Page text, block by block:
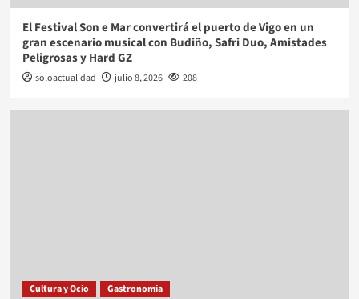
El Festival Son e Mar convertirá el puerto de Vigo en un
gran escenario musical con Budiño, Safri Duo, Amistades
Peligrosas y Hard GZ
soloactualidad julio 8, 2026 208
Cultura y Ocio Gastronomía